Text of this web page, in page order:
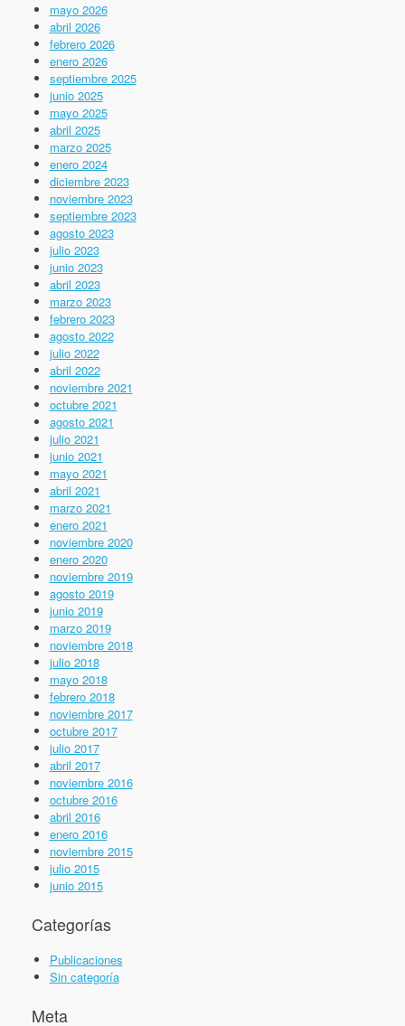
mayo 2026
abril 2026
febrero 2026
enero 2026
septiembre 2025
junio 2025
mayo 2025
abril 2025
marzo 2025
enero 2024
diciembre 2023
noviembre 2023
septiembre 2023
agosto 2023
julio 2023
junio 2023
abril 2023
marzo 2023
febrero 2023
agosto 2022
julio 2022
abril 2022
noviembre 2021
octubre 2021
agosto 2021
julio 2021
junio 2021
mayo 2021
abril 2021
marzo 2021
enero 2021
noviembre 2020
enero 2020
noviembre 2019
agosto 2019
junio 2019
marzo 2019
noviembre 2018
julio 2018
mayo 2018
febrero 2018
noviembre 2017
octubre 2017
julio 2017
abril 2017
noviembre 2016
octubre 2016
abril 2016
enero 2016
noviembre 2015
julio 2015
junio 2015
Categorías
Publicaciones
Sin categoría
Meta